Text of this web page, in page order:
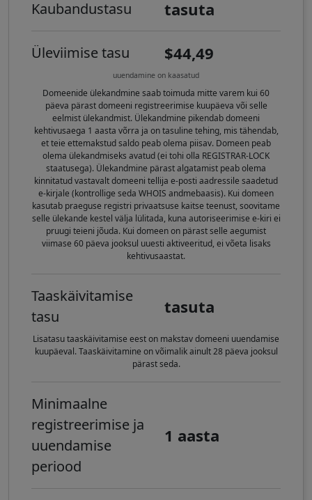
Kaubandustasu tasuta
Üleviimise tasu $44,49
uuendamine on kaasatud
Domeenide ülekandmine saab toimuda mitte varem kui 60
päeva pärast domeeni registreerimise kuupäeva või selle
eelmist ülekandmist. Ülekandmine pikendab domeeni
kehtivusaega 1 aasta võrra ja on tasuline tehing, mis tähendab,
et teie ettemakstud saldo peab olema piisav. Domeen peab
olema ülekandmiseks avatud (ei tohi olla REGISTRAR-LOCK
staatusega). Ülekandmine pärast algatamist peab olema
kinnitatud vastavalt domeeni tellija e-posti aadressile saadetud
e-kirjale (kontrollige seda WHOIS andmebaasis). Kui domeen
kasutab praeguse registri privaatsuse kaitse teenust, soovitame
selle ülekande kestel välja lülitada, kuna autoriseerimise e-kiri ei
pruugi teieni jõuda. Kui domeen on pärast selle aegumist
viimase 60 päeva jooksul uuesti aktiveeritud, ei võeta lisaks
kehtivusaastat.
Taaskäivitamise
tasu
tasuta
Lisatasu taaskäivitamise eest on makstav domeeni uuendamise
kuupäeval. Taaskäivitamine on võimalik ainult 28 päeva jooksul
pärast seda.
Minimaalne
registreerimise ja
uuendamise
periood
1 aasta